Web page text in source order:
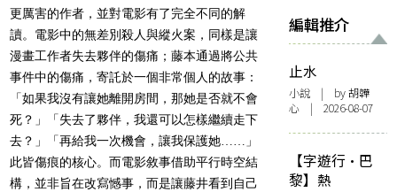
更厲害的作者，並對電影有了完全不同的解
讀。電影中的無差別殺人與縱火案，同樣是讓
漫畫工作者失去夥伴的傷痛；藤本通過將公共
事件中的傷痛，寄託於一個非常個人的故事：
「如果我沒有讓她離開房間，那她是否就不會
死？」「失去了夥伴，我還可以怎樣繼續走下
去？」「再給我一次機會，讓我保護她……」
此皆傷痕的核心。而電影敘事借助平行時空結
構，並非旨在改寫憾事，而是讓藤井看到自己
編輯推介
止水
小說 | by 胡韡
心 | 2026-08-07
【字遊行·巴
黎】熱